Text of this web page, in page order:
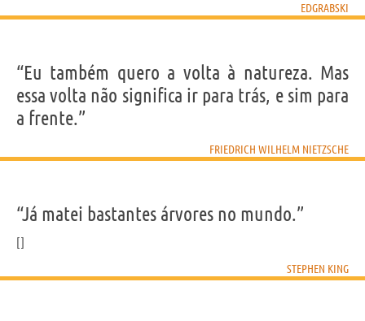
EDGRABSKI
“Eu também quero a volta à natureza. Mas
essa volta não significa ir para trás, e sim para
a frente.”
FRIEDRICH WILHELM NIETZSCHE
“Já matei bastantes árvores no mundo.”
STEPHEN KING